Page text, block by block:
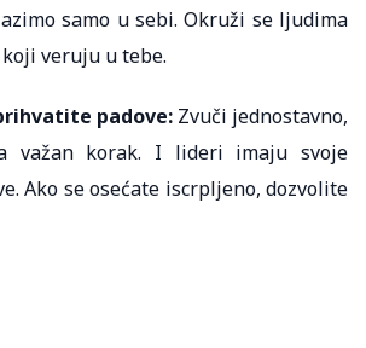
samo u sebi. Okruži se ljudima
veruju u tebe.
padove:Zvuči jednostavno,
važan korak. I lideri imaju svoje
Ako se osećate iscrpljeno, dozvolite